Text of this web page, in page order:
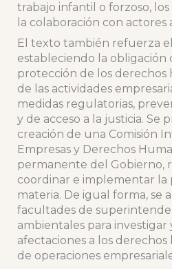
trabajo infantil o forzoso,
la colaboración con actores
El texto también refuerza
estableciendo la obligación
protección de los derechos
de las actividades
medidas regulatorias,
y de acceso a la justicia. Se
creación de una Comisión
Empresas y Derechos
permanente del Gobierno,
coordinar e implementar la
materia. De igual forma, se
facultades de
ambientales para investigar
afectaciones a los
de operaciones